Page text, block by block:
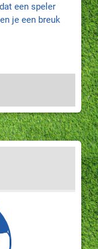
een speler
je een breuk